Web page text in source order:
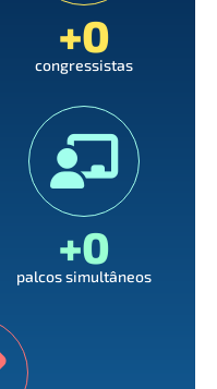
congressistas
+0
palcos simultâneos
+0